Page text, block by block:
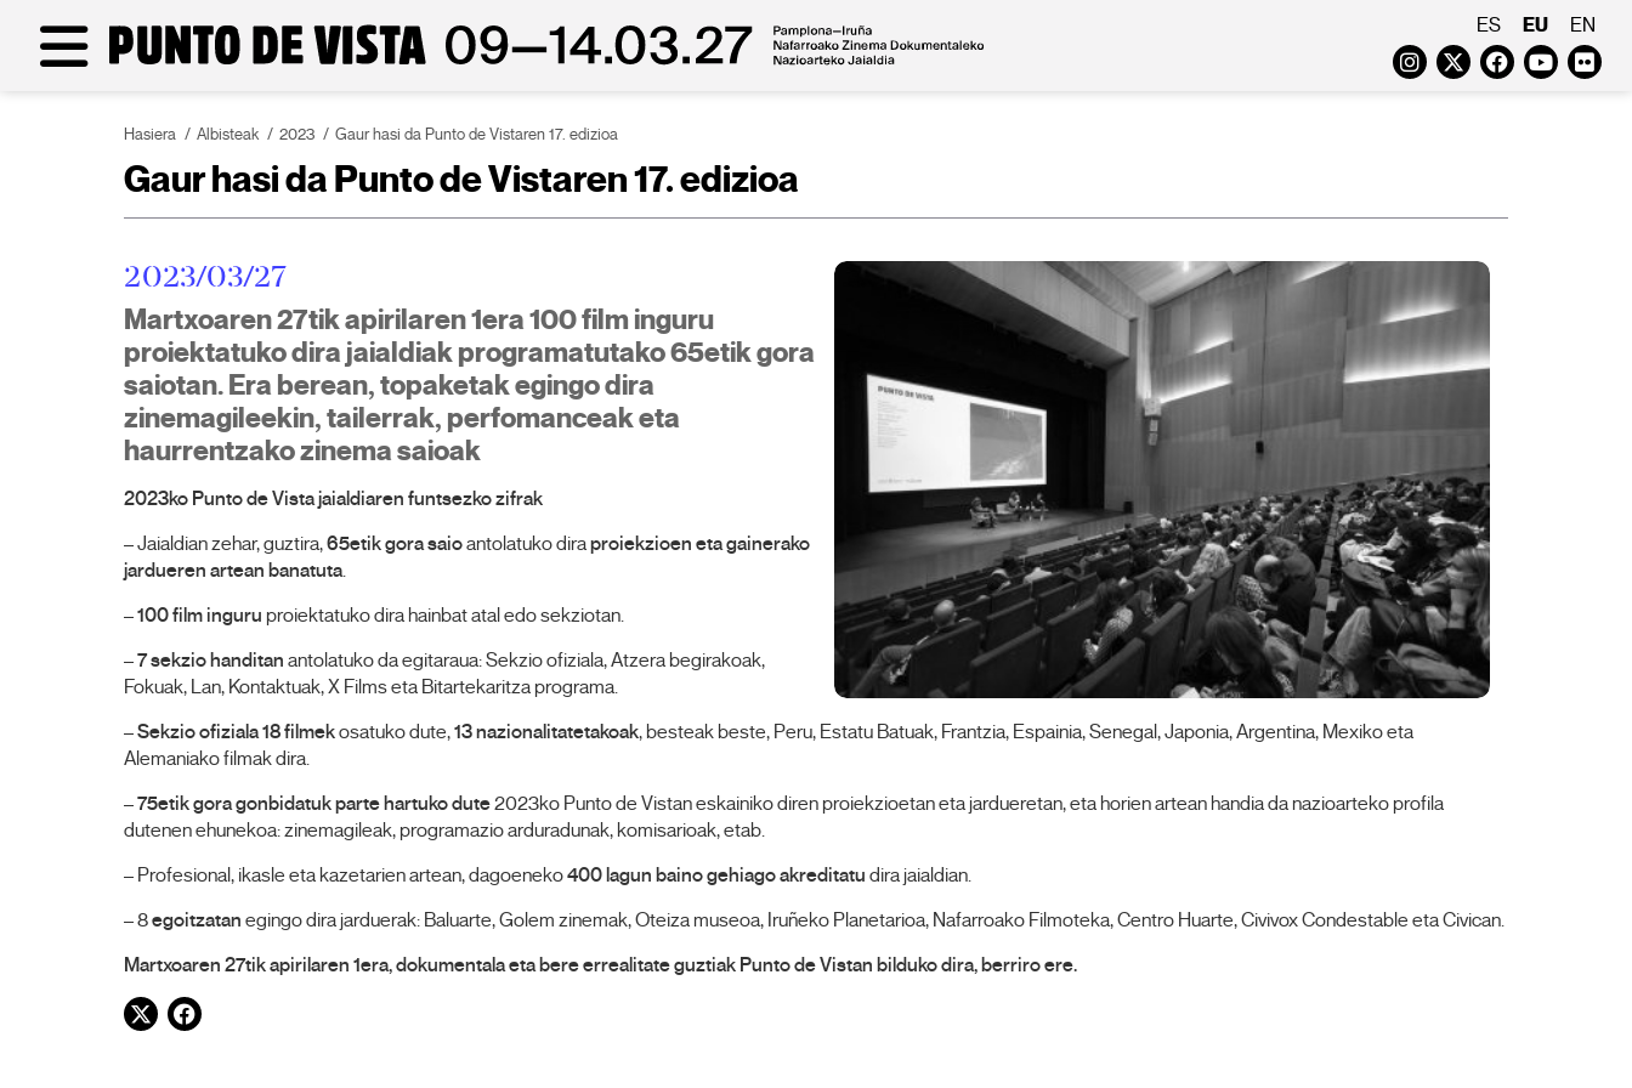
ES EU EN
Instagram
Twitter
Hasiera Albisteak 2023 Gaur hasi da Punto de Vistaren 17. edizioa
Gaur hasi da Punto de Vistaren 17. edizioa
2023/03/27
Martxoaren 27tik apirilaren 1era 100 film inguru
proiektatuko dira jaialdiak programatutako 65etik gora
saiotan. Era berean, topaketak egingo dira
zinemagileekin, tailerrak, perfomanceak eta
haurrentzako zinema saioak
2023ko Punto de Vista jaialdiaren funtsezko zifrak
– Jaialdian zehar, guztira,65etik gora saioantolatuko diraproiekzioen eta gainerako
jardueren artean banatuta.
–100 film inguru proiektatuko dira hainbat atal edo sekziotan.
–7 sekzio handitan antolatuko da egitaraua: Sekzio ofiziala, Atzera begirakoak,
Fokuak, Lan, Kontaktuak, X Films eta Bitartekaritza programa.
–Sekzio ofiziala 18 filmekosatuko dute,13 nazionalitatetakoak, besteak beste, Peru, Estatu Batuak, Frantzia, Espainia, Senegal, Japonia, Argentina, Mexiko eta
Alemaniako filmak dira.
–75etik gora gonbidatuk parte hartuko dute2023ko Punto de Vistan eskainiko diren proiekzioetan eta jardueretan, eta horien artean handia da nazioarteko profila
dutenen ehunekoa: zinemagileak, programazio arduradunak, komisarioak, etab.
– Profesional, ikasle eta kazetarien artean, dagoeneko400 lagun baino gehiago akreditatu dira jaialdian.
– 8egoitzatan egingo dira jarduerak: Baluarte, Golem zinemak, Oteiza museoa, Iruñeko Planetarioa, Nafarroako Filmoteka, Centro Huarte, Civivox Condestable eta Civican.
Martxoaren 27tik apirilaren 1era, dokumentala eta bere errealitate guztiak Punto de Vistan bilduko dira, berriro ere.
Twitter
Facebook